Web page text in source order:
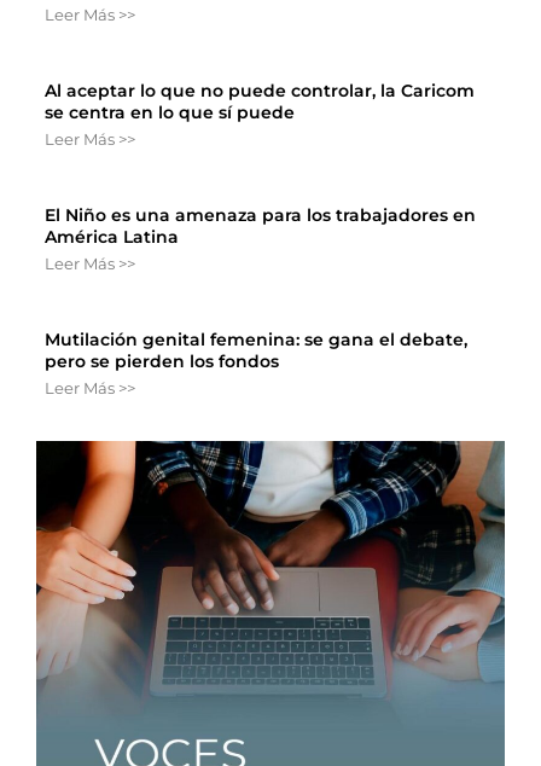
Leer Más >>
Al aceptar lo que no puede controlar, la Caricom
se centra en lo que sí puede
Leer Más >>
El Niño es una amenaza para los trabajadores en
América Latina
Leer Más >>
Mutilación genital femenina: se gana el debate,
pero se pierden los fondos
Leer Más >>